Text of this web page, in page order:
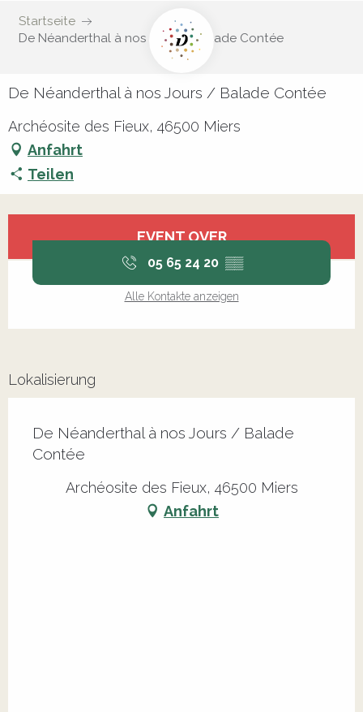
Startseite
De Néanderthal à nos Jours / Balade Contée
De Néanderthal à nos Jours / Balade Contée
Archéosite des Fieux, 46500 Miers
Anfahrt
Teilen
EVENT OVER
05 65 24 20 ▒▒
Alle Kontakte anzeigen
Lokalisierung
De Néanderthal à nos Jours / Balade
Contée
Archéosite des Fieux, 46500 Miers
Anfahrt